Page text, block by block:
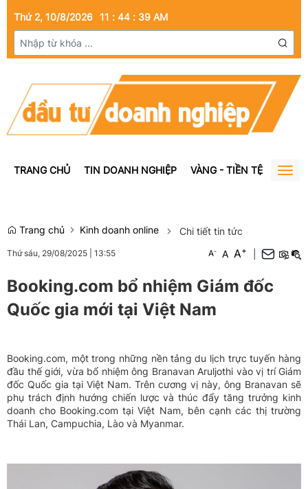
Thứ 2, 10/8/2026 11 : 44 : 40 AM
TRANG CHỦ TIN DOANH NGHIỆP VÀNG - TIỀN TỆ BẤT
Trang chủ Kinh doanh online Chi tiết tin tức
Thứ sáu, 29/08/2025 13:55 A- A A+
Booking.com bổ nhiệm Giám đốc
Quốc gia mới tại Việt Nam
Booking.com, một trong những nền tảng du lịch trực tuyến hàng
đầu thế giới, vừa bổ nhiệm ông Branavan Aruljothi vào vị trí Giám
đốc Quốc gia tại Việt Nam. Trên cương vị này, ông Branavan sẽ
phụ trách định hướng chiến lược và thúc đẩy tăng trưởng kinh
doanh cho Booking.com tại Việt Nam, bên cạnh các thị trường
Thái Lan, Campuchia, Lào và Myanmar.